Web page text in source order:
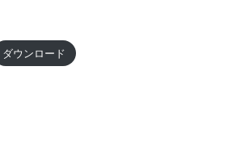
ダウンロード